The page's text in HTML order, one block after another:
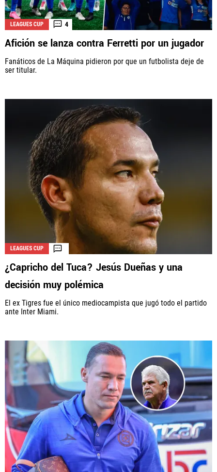
LEAGUES CUP 4
Afición se lanza contra Ferretti por un jugador
Fanáticos de La Máquina pidieron por que un futbolista deje de
ser titular.
LEAGUES CUP
¿Capricho del Tuca? Jesús Dueñas y una
decisión muy polémica
El ex Tigres fue el único mediocampista que jugó todo el partido
ante Inter Miami.